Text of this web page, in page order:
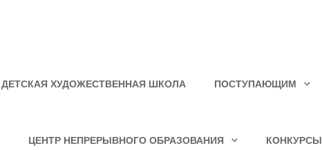
ДЕТСКАЯ ХУДОЖЕСТВЕННАЯ ШКОЛА ПОСТУПАЮЩИМ
ЦЕНТР НЕПРЕРЫВНОГО ОБРАЗОВАНИЯ КОНКУРСЫ